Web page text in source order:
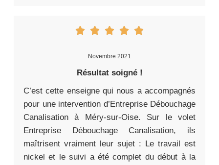
Novembre 2021
Résultat soigné !
C’est cette enseigne qui nous a accompagnés
pour une intervention d’Entreprise Débouchage
Canalisation à Méry-sur-Oise. Sur le volet
Entreprise Débouchage Canalisation, ils
maîtrisent vraiment leur sujet : Le travail est
nickel et le suivi a été complet du début à la